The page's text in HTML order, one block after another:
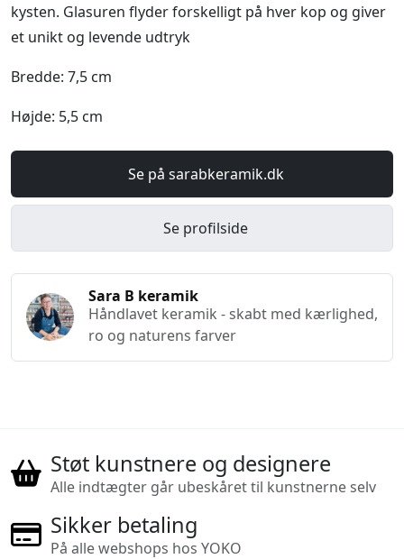
kysten. Glasuren flyder forskelligt på hver kop og giver
et unikt og levende udtryk
Bredde: 7,5 cm
Højde: 5,5 cm
Se på sarabkeramik.dk
Se profilside
Sara B keramik
Håndlavet keramik - skabt med kærlighed,
ro og naturens farver
Støt kunstnere og designere
Alle indtægter går ubeskåret til kunstnerne selv
Sikker betaling
På alle webshops hos YOKO